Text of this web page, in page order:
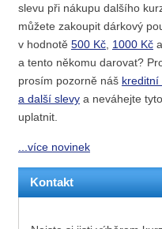
slevu při nákupu dalšího
můžete zakoupit dárkový
v hodnotě 500 Kč, 1000 Kč a
a tento někomu darovat?
prosím pozorně náš kreditní
a další slevy a neváhejte
uplatnit.
...více novinek
Kontakt